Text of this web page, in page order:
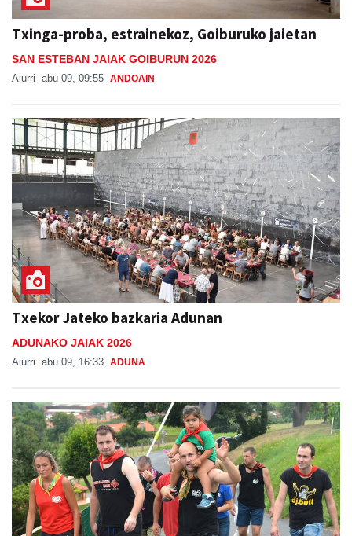
Txinga-proba, estrainekoz, Goiburuko jaietan
SAN ESTEBAN JAIAK GOIBURUN 2026
Aiurri abu 09, 09:55 ANDOAIN
Txekor Jateko bazkaria Adunan
ADUNAKO JAIAK 2026
Aiurri abu 09, 16:33 ADUNA